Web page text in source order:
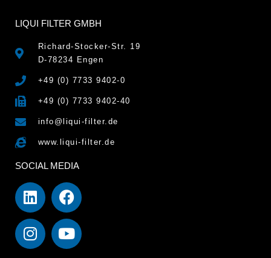
LIQUI FILTER GMBH
Richard-Stocker-Str. 19
D-78234 Engen
+49 (0) 7733 9402-0
+49 (0) 7733 9402-40
info@liqui-filter.de
www.liqui-filter.de
SOCIAL MEDIA